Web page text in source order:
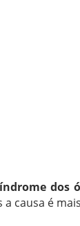
dos
causa é